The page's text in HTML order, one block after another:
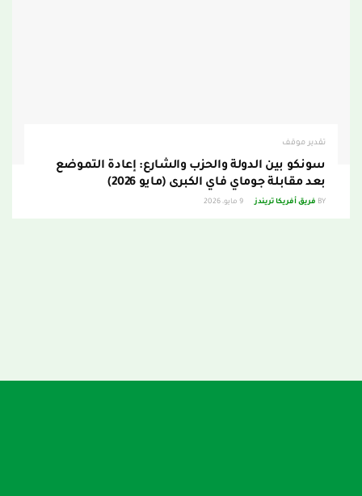
تقدير موقف
سونكو بين الدولة والحزب والشارع: إعادة التموضع
بعد مقابلة جوماي فاي الكبرى (مايو 2026)
BY فريق أفريكا تريندز